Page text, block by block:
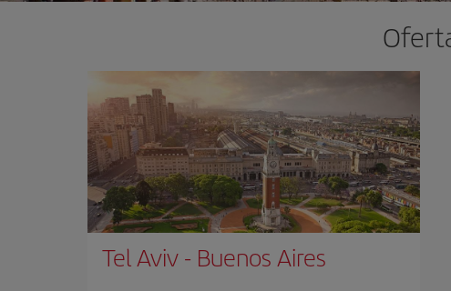
Tel Aviv- Buenos Aires